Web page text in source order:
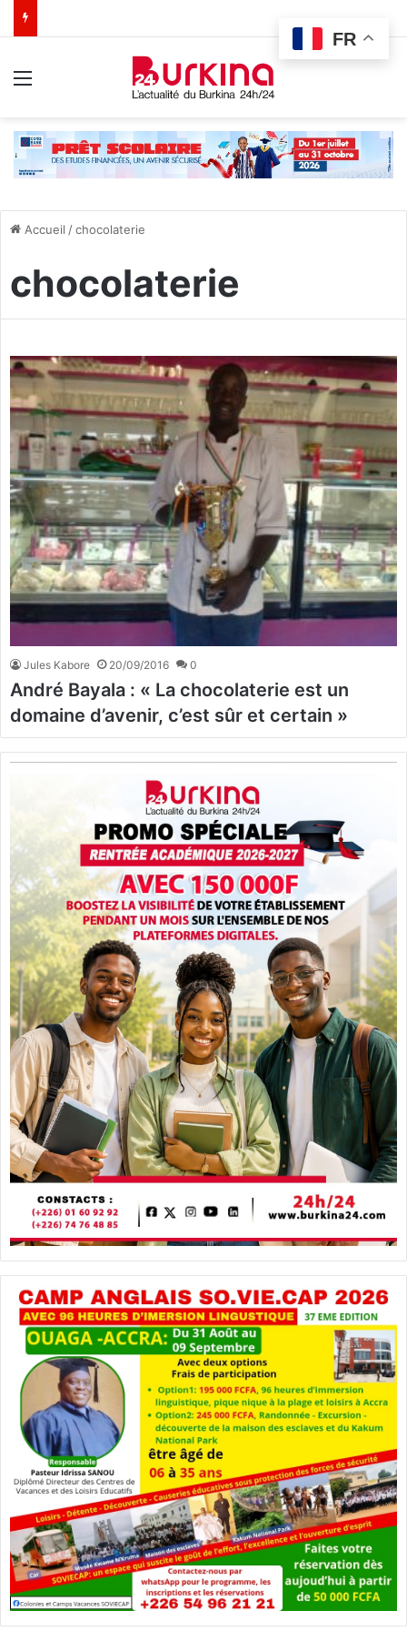
Accueil /chocolaterie
chocolaterie
Jules Kabore 20/09/2016 0
André Bayala : « La chocolaterie est un
domaine d’avenir, c’est sûr et certain »
FR